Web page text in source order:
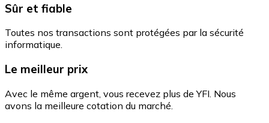
Sûr et fiable
Toutes nos transactions sont protégées par la sécurité
informatique.
Le meilleur prix
Avec le même argent, vous recevez plus de YFI. Nous
avons la meilleure cotation du marché.